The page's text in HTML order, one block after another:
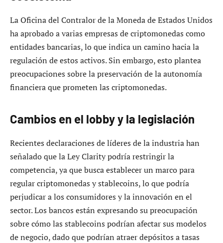
La Oficina del Contralor de la Moneda de Estados Unidos
ha aprobado a varias empresas de criptomonedas como
entidades bancarias, lo que indica un camino hacia la
regulación de estos activos. Sin embargo, esto plantea
preocupaciones sobre la preservación de la autonomía
financiera que prometen las criptomonedas.
Cambios en el lobby y la legislación
Recientes declaraciones de líderes de la industria han
señalado que la Ley Clarity podría restringir la
competencia, ya que busca establecer un marco para
regular criptomonedas y stablecoins, lo que podría
perjudicar a los consumidores y la innovación en el
sector. Los bancos están expresando su preocupación
sobre cómo las stablecoins podrían afectar sus modelos
de negocio, dado que podrían atraer depósitos a tasas